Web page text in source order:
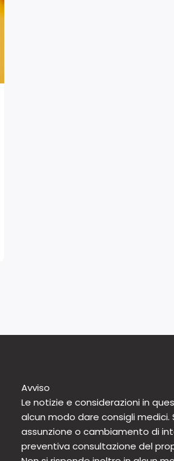
Avviso
Le notizie e considerazioni in
alcun modo dare consigli
assunzione o cambiamento di
preventiva consultazione del